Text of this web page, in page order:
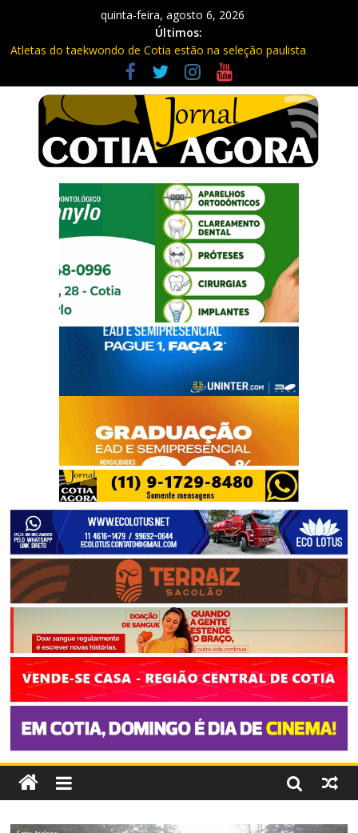
quinta-feira, agosto 6, 2026
Últimos:
Atletas do taekwondo de Cotia estão na seleção paulista
Fique atento: Câmeras com IA na Raposo Tavares já estão
multando
Repasse de impostos estaduais para Cotia já rendeu quase R$
300 milhões no ano
Três procurados da Justiça são presos em Cotia e Vargem
Grande pela PM